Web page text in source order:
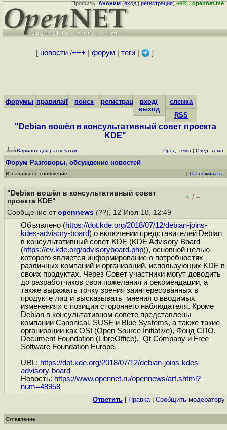
Профиль:Аноним(вход|регистрация)неRUopennet.me
[ новости/+++ форум| теги| ]
форумы правила/FAQпоиск регистрациявход/
выход
слежка
RSS
"Debian вошёл в консультативный cовет проекта
KDE"
Вариант для распечатки Пред. тема | След. тема
Форум Разговоры, обсуждение новостей
Изначальное сообщение [ Отслеживать ]
"Debian вошёл в консультативный cовет
проекта KDE"
+ / –
Сообщение от opennews (??), 12-Июл-18, 12:49
Объявлено (https://dot.kde.org/2018/07/12/debian-joins-
kdes-advisory-board) о включении представителей Debian
в консультативный совет KDE (KDE Advisory Board
(https://ev.kde.org/advisoryboard.php)), основной целью
которого является информирование о потребностях
различных компаний и организаций, использующих KDE в
своих продуктах. Через Совет участники могут доводить
до разработчиков свои пожелания и рекомендации, а
также выражать точку зрения заинтересованных в
продукте лиц и высказывать мнения о вводимых
изменениях с позиции стороннего наблюдателя. Кроме
Debian в консультативном совете представлены
компании Canonical, SUSE и Blue Systems, а также такие
организации как OSI (Open Source Initiative), Фонд СПО,
Document Foundation (LibreOffice), Qt Company и Free
Software Foundation Europe.
URL: https://dot.kde.org/2018/07/12/debian-joins-kdes-
advisory-board
Новость: https://www.opennet.ru/opennews/art.shtml?
num=48958
Ответить Правка| Cообщить модератору
Оглавление